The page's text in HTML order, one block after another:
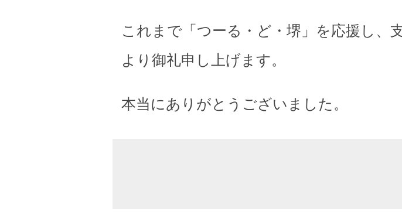
これまで「つーる・ど・堺」を応援し
より御礼申し上げます。
本当にありがとうございました。